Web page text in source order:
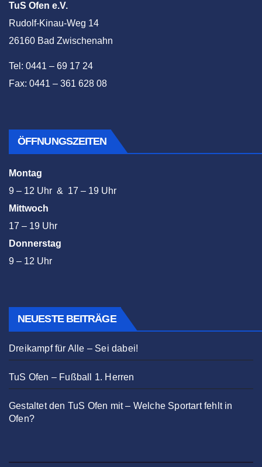
TuS Ofen e.V.
Rudolf-Kinau-Weg 14
26160 Bad Zwischenahn
Tel: 0441 – 69 17 24
Fax: 0441 – 361 628 08
ÖFFNUNGSZEITEN
Montag
9 – 12 Uhr & 17 – 19 Uhr
Mittwoch
17 – 19 Uhr
Donnerstag
9 – 12 Uhr
NEUESTE BEITRÄGE
Dreikampf für Alle – Sei dabei!
TuS Ofen – Fußball 1. Herren
Gestaltet den TuS Ofen mit – Welche Sportart fehlt in
Ofen?